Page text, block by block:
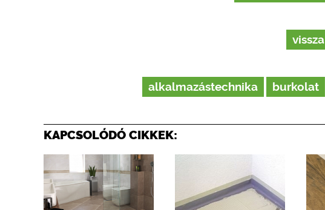
vissza
alkalmazástechnika burkolat
KAPCSOLÓDÓ CIKKEK: